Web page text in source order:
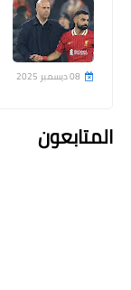
08 ديسمبر 2025
المتابعون